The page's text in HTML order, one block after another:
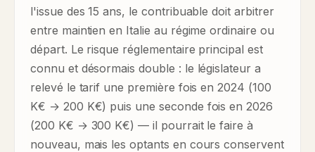
l'issue des 15 ans, le contribuable doit arbitrer
entre maintien en Italie au régime ordinaire ou
départ. Le risque réglementaire principal est
connu et désormais double : le législateur a
relevé le tarif une première fois en 2024 (100
K€ → 200 K€) puis une seconde fois en 2026
(200 K€ → 300 K€) — il pourrait le faire à
nouveau, mais les optants en cours conservent